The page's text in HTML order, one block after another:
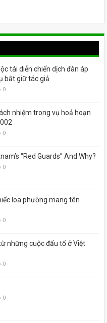
tái diễn chiến dịch đàn áp
bắt giữ tác giả
0
nhiệm trong vụ hoả hoạn
0
“Red Guards” And Why?
0
loa phường mang tên
0
những cuộc đấu tố ở Việt
0
0